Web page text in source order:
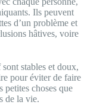
Ils peuvent
d’un problème et
hâtives, voire
stables et doux,
pour éviter de faire
petites choses que
de la vie.